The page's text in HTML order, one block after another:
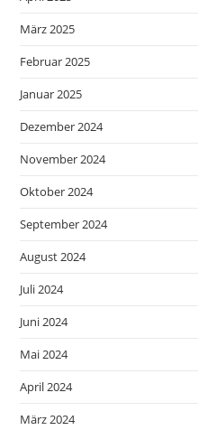
März 2025
Februar 2025
Januar 2025
Dezember 2024
November 2024
Oktober 2024
September 2024
August 2024
Juli 2024
Juni 2024
Mai 2024
April 2024
März 2024